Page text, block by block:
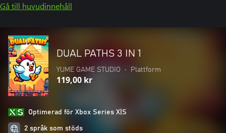
Gå till huvudinnehåll
DUAL PATHS 3 IN 1
YUME GAME STUDIO • Plattform
119,00 kr
Optimerad för Xbox Series X|S
2 språk som stöds